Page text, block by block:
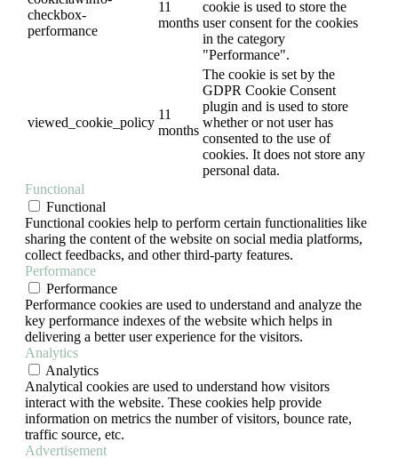
checkbox-
performance
11
months
cookie is used to store the
user consent for the cookies
in the category
"Performance".
viewed_cookie_policy
11
months
The cookie is set by the
GDPR Cookie Consent
plugin and is used to store
whether or not user has
consented to the use of
cookies. It does not store any
personal data.
Functional
Functional
Functional cookies help to perform certain functionalities like
sharing the content of the website on social media platforms,
collect feedbacks, and other third-party features.
Performance
Performance
Performance cookies are used to understand and analyze the
key performance indexes of the website which helps in
delivering a better user experience for the visitors.
Analytics
Analytics
Analytical cookies are used to understand how visitors
interact with the website. These cookies help provide
information on metrics the number of visitors, bounce rate,
traffic source, etc.
Advertisement